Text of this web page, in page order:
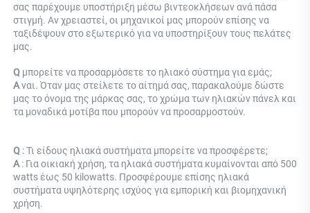
σας παρέχουμε υποστήριξη μέσω βιντεοκλήσεων ανά πάσα
στιγμή. Αν χρειαστεί, οι μηχανικοί μας μπορούν επίσης να
ταξιδέψουν στο εξωτερικό για να υποστηρίξουν τους πελάτες
μας.
Q μπορείτε να προσαρμόσετε το ηλιακό σύστημα για εμάς;
Α ναι. Όταν μας στείλετε το αίτημά σας, παρακαλούμε δώστε
μας το όνομα της μάρκας σας, το χρώμα των ηλιακών πάνελ και
τα μοναδικά μοτίβα που μπορούν να προσαρμοστούν.
Q : Τι είδους ηλιακά συστήματα μπορείτε να προσφέρετε;
Α : Για οικιακή χρήση, τα ηλιακά συστήματα κυμαίνονται από 500
watts έως 50 kilowatts. Προσφέρουμε επίσης ηλιακά
συστήματα υψηλότερης ισχύος για εμπορική και βιομηχανική
χρήση.